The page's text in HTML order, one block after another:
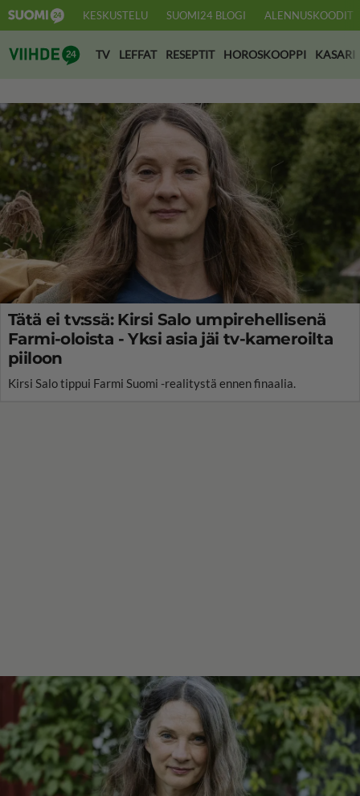
KESKUSTELU SUOMI24 BLOGI ALENNUSKOODIT
Suomi24 Viihde
TV LEFFAT RESEPTIT HOROSKOOPPI KASARI
Tätä ei tv:ssä: Kirsi Salo umpirehellisenä
Farmi-oloista - Yksi asia jäi tv-kameroilta
piiloon
Kirsi Salo tippui Farmi Suomi -realitystä ennen finaalia.